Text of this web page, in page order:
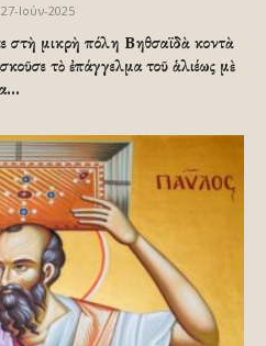
Ιούν-2025
στὴ μικρὴ πόλη Βηθσαϊδὰ κοντὰ
τὸ ἐπάγγελμα τοῦ ἁλιέως μὲ